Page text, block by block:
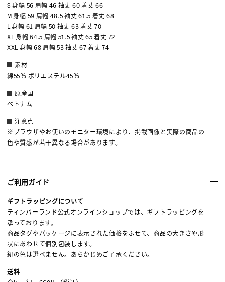
S 身幅 56 肩幅 46 袖丈 60 着丈 66
M 身幅 59 肩幅 48.5 袖丈 61.5 着丈 68
L 身幅 61 肩幅 50 袖丈 63 着丈 70
XL 身幅 64.5 肩幅 51.5 袖丈 65 着丈 72
XXL 身幅 68 肩幅 53 袖丈 67 着丈 74
素材
綿55％ ポリエステル45％
原産国
ベトナム
注意点
※ブラウザやお使いのモニター環境により、掲載画像と実際の商品の
色や質感が若干異なる場合があります。
ご利用ガイド
ギフトラッピングについて
ティンバーランド公式オンラインショップでは、ギフトラッピングを
承っております。
商品タグやパッケージに表示された価格をふせて、商品の大きさや形
状にあわせて個別包装します。
紐の色は選べません。あらかじめご了承ください。
送料